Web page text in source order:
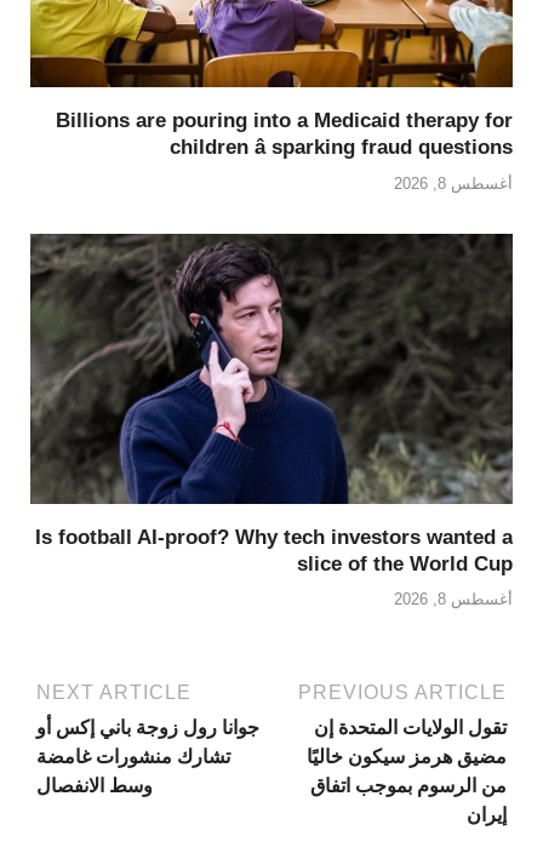
Billions are pouring into a Medicaid therapy for
children â sparking fraud questions
أغسطس 8, 2026
Is football AI-proof? Why tech investors wanted a
slice of the World Cup
أغسطس 8, 2026
PREVIOUS ARTICLE
تقول الولايات المتحدة إن
مضيق هرمز سيكون خاليًا
من الرسوم بموجب اتفاق
إيران
NEXT ARTICLE
جوانا رول زوجة باني إكس أو
تشارك منشورات غامضة
وسط الانفصال